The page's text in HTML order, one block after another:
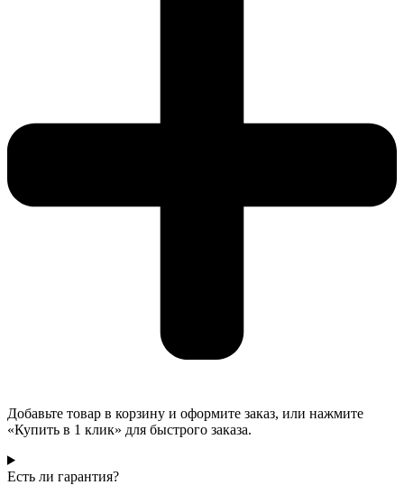
Добавьте товар в корзину и оформите заказ, или нажмите
«Купить в 1 клик» для быстрого заказа.
Есть ли гарантия?